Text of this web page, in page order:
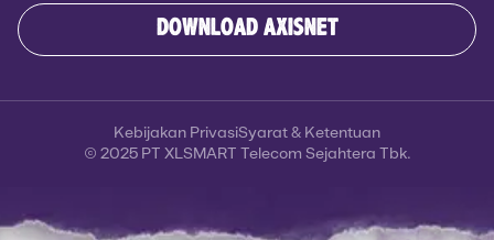
DOWNLOAD AXISNET
© 2025 PT XLSMART Telecom Sejahtera Tbk.
Kebijakan PrivasiSyarat & Ketentuan